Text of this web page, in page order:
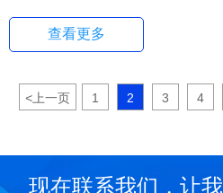
查看更多
<上一页 1 2 3 4
现在联系我们，让